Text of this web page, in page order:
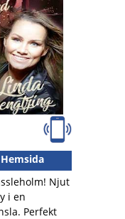
Hemsida
Njut
i en
Perfekt